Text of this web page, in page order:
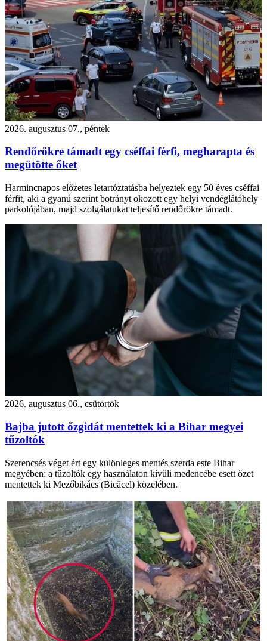
2026. augusztus 07., péntek
Rendőrökre támadt egy cséffai férfi, megharapta és
megütötte őket
Harmincnapos előzetes letartóztatásba helyeztek egy 50 éves cséffai
férfit, aki a gyanú szerint botrányt okozott egy helyi vendéglátóhely
parkolójában, majd szolgálatukat teljesítő rendőrökre támadt.
2026. augusztus 06., csütörtök
Bajba jutott őzgidát mentettek ki a Bihar megyei
tűzoltók
Szerencsés véget ért egy különleges mentés szerda este Bihar
megyében: a tűzoltók egy használaton kívüli medencébe esett őzet
mentettek ki Mezőbikács (Bicăcel) közelében.